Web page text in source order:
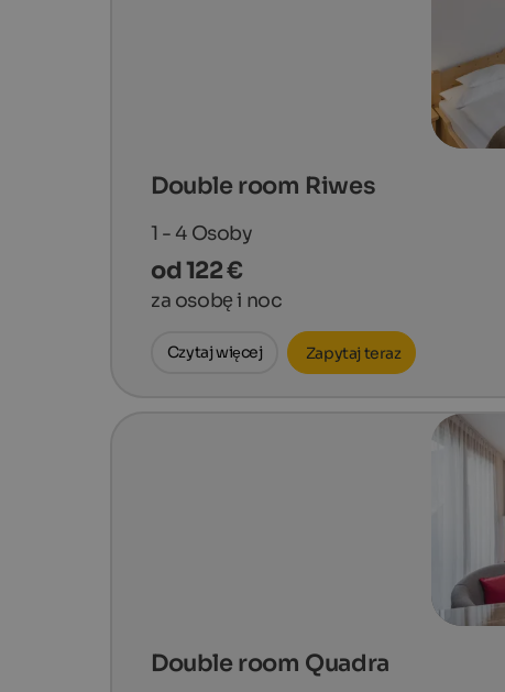
Double room Riwes
1 - 4 Osoby
od 122 €
za osobę i noc
Czytaj więcej Zapytaj teraz
Double room Quadra